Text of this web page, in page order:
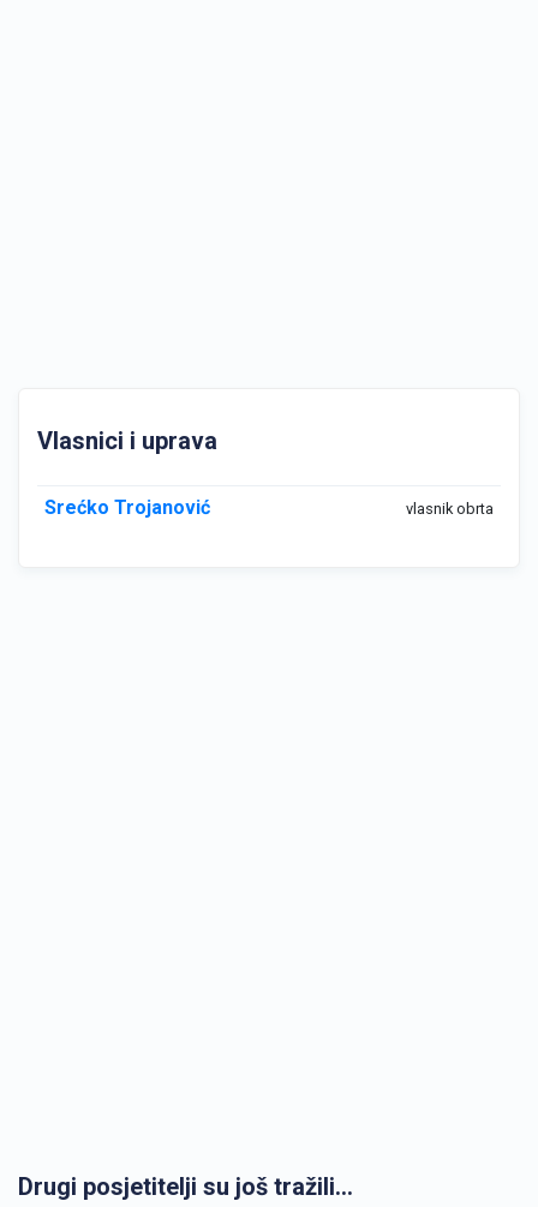
Vlasnici i uprava
Srećko Trojanović vlasnik obrta
Drugi posjetitelji su još tražili...